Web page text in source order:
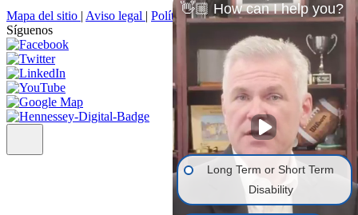
Mapa del sitio | Aviso legal | Política de privacidad
Síguenos
👋🏼 How can I help you?
Long Term or Short Term
Disability